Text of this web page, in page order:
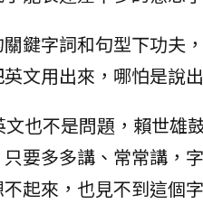
鍵字詞和句型下功夫
文用出來，哪怕是說
也不是問題，賴世雄
要多多講、常常講，
起來，也見不到這個